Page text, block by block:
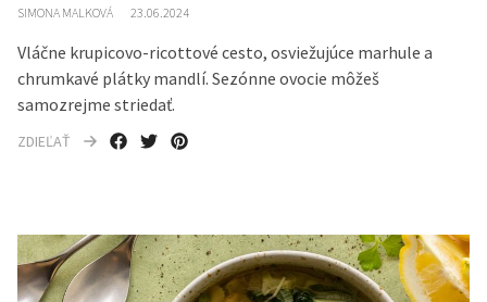
SIMONA MALKOVÁ 23.06.2024
Vláčne krupicovo-ricottové cesto, osviežujúce marhule a
chrumkavé plátky mandlí. Sezónne ovocie môžeš
samozrejme striedať.
ZDIEĽAŤ